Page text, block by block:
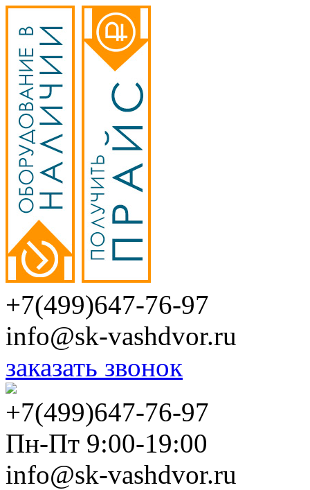
+7(499)647-76-97
info@sk-vashdvor.ru
заказать звонок
+7(499)647-76-97
Пн-Пт 9:00-19:00
info@sk-vashdvor.ru